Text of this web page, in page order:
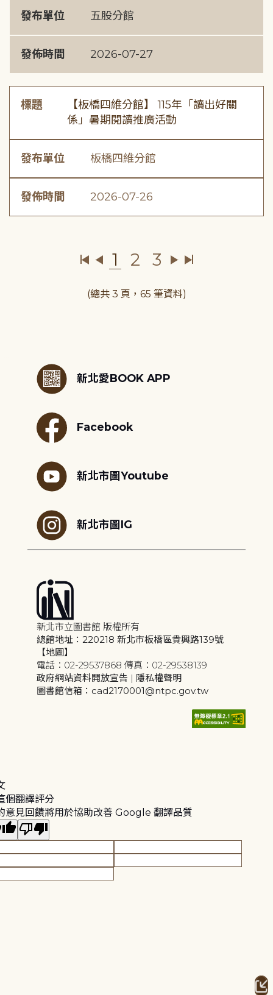
發布單位 五股分館
發佈時間 2026-07-27
標題
【板橋四維分館】 115年「讀出好關
係」暑期閱讀推廣活動
發布單位 板橋四維分館
發佈時間 2026-07-26
1 2 3
(總共 3 頁，65 筆資料)
新北愛BOOK APP
Facebook
新北市圖Youtube
新北市圖IG
新北市立圖書館 版權所有
總館地址：220218 新北市板橋區貴興路139號
【地圖】
電話：02-29537868 傳真：02-29538139
政府網站資料開放宣告 | 隱私權聲明
圖書館信箱：cad2170001@ntpc.gov.tw
個翻譯評分
意見回饋將用於協助改善 Google 翻譯品質